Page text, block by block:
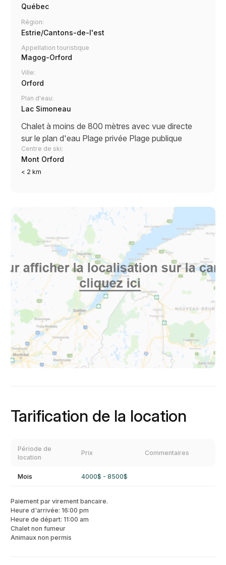
Québec
Région:
Estrie/Cantons-de-l'est
Appellation touristique
Magog-Orford
Ville:
Orford
Plan d'eau:
Lac Simoneau
Chalet à moins de 800 mètres avec vue directe
sur le plan d'eau Plage privée Plage publique
Centre de ski:
Mont Orford
< 2 km
Tarification de la location
Période de
location
Prix Commentaires
Mois 4000$ - 8500$
Paiement par virement bancaire.
Heure d'arrivée: 16:00 pm
Heure de départ: 11:00 am
Chalet non fumeur
Animaux non permis